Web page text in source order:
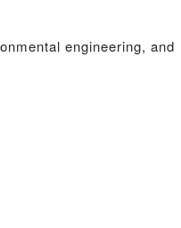
engineering, and